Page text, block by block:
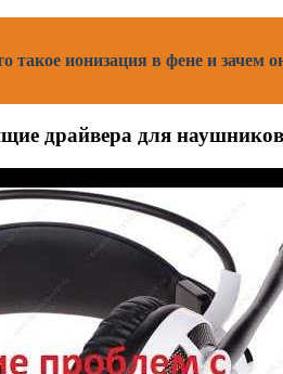
такое ионизация в фене и зачем
драйвера для